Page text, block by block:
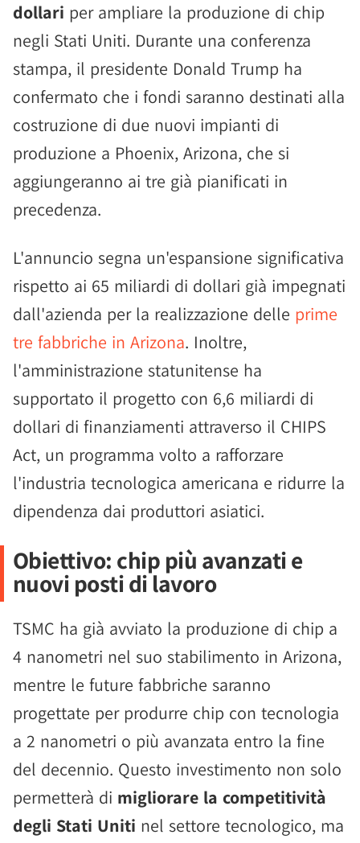
dollari per ampliare la produzione di chip
negli Stati Uniti. Durante una conferenza
stampa, il presidente Donald Trump ha
confermato che i fondi saranno destinati alla
costruzione di due nuovi impianti di
produzione a Phoenix, Arizona, che si
aggiungeranno ai tre già pianificati in
precedenza.
L'annuncio segna un'espansione significativa
rispetto ai 65 miliardi di dollari già impegnati
dall'azienda per la realizzazione delle prime
tre fabbriche in Arizona. Inoltre,
l'amministrazione statunitense ha
supportato il progetto con 6,6 miliardi di
dollari di finanziamenti attraverso il CHIPS
Act, un programma volto a rafforzare
l'industria tecnologica americana e ridurre la
dipendenza dai produttori asiatici.
Obiettivo: chip più avanzati e
nuovi posti di lavoro
TSMC ha già avviato la produzione di chip a
4 nanometri nel suo stabilimento in Arizona,
mentre le future fabbriche saranno
progettate per produrre chip con tecnologia
a 2 nanometri o più avanzata entro la fine
del decennio. Questo investimento non solo
permetterà di migliorare la competitività
degli Stati Uniti nel settore tecnologico, ma